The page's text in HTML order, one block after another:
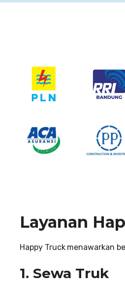
Layanan
Happy Truck menawarkan
1. Sewa Truk